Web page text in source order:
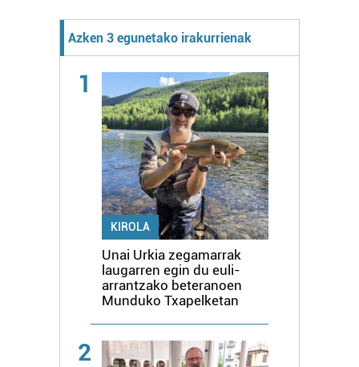
Azken 3 egunetako irakurrienak
1
KIROLA
Unai Urkia zegamarrak
laugarren egin du euli-
arrantzako beteranoen
Munduko Txapelketan
2